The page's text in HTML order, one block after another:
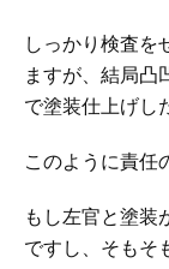
しっかり検査を
ますが、結局凸
で塗装仕上げし
このように責任
もし左官と塗装
ですし、そもそ